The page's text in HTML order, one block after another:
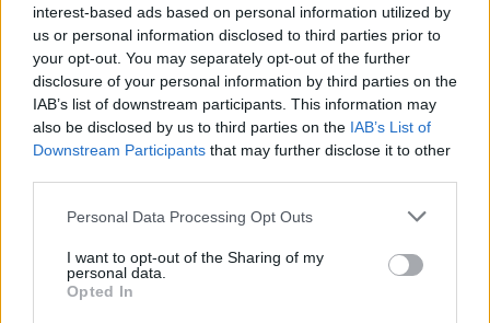
interest-based ads based on personal information utilized by
us or personal information disclosed to third parties prior to
your opt-out. You may separately opt-out of the further
disclosure of your personal information by third parties on the
IAB’s list of downstream participants. This information may
also be disclosed by us to third parties on the IAB’s List of
Downstream Participants that may further disclose it to other
Personal Data Processing Opt Outs
I want to opt-out of the Sharing of my
personal data.
Opted In
όσο και ως προς την ενότητα των παροχών προς την
κοινωνία.
Οι ανακοινώσεις του Μητσοτάκη ήταν κάτι σαν αφαίρεση
ολόκληρης της... ενδυμασίας του αντιπάλου! Όσα έγιναν
διεθνείς εταίρους της χώρας. Το ΠΑΣΟΚ προσπάθησε να
μη χάσει, αλλά το μόνο σίγουρο είναι ότι δεν μπορεί να